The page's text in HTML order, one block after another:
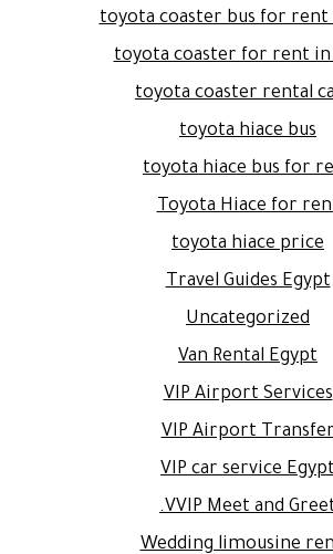
toyota coaster bus for rent
toyota coaster for rent in
toyota coaster rental
toyota hiace bus
toyota hiace bus for
Toyota Hiace for
toyota hiace price
Travel Guides Egypt
Uncategorized
Van Rental Egypt
VIP Airport Services
VIP Airport
VIP car service
VVIP Meet and
Wedding limousine